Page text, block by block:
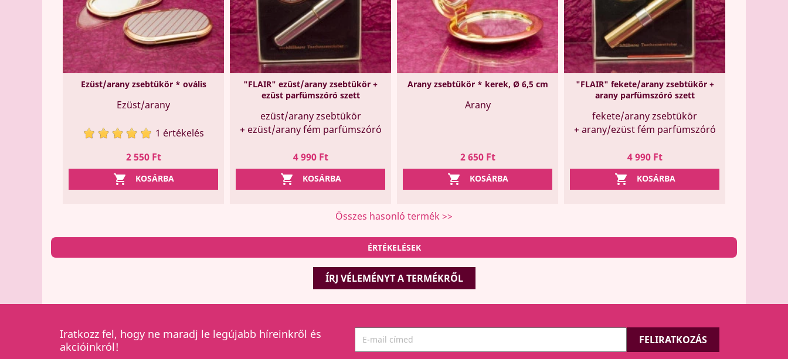
Ezüst/arany zsebtükör * ovális
Ezüst/arany
1 értékelés
Ár
2 550 Ft
 KOSÁRBA
"FLAIR" ezüst/arany zsebtükör +
ezüst parfümszóró szett
ezüst/arany zsebtükör
+ ezüst/arany fém parfümszóró
Ár
4 990 Ft
 KOSÁRBA
Arany zsebtükör * kerek, Ø 6,5 cm
Arany
Ár
2 650 Ft
 KOSÁRBA
"FLAIR" fekete/arany zsebtükör +
arany parfümszóró szett
fekete/arany zsebtükör
+ arany/ezüst fém parfümszóró
Ár
4 990 Ft
 KOSÁRBA
Összes hasonló termék >>
ÉRTÉKELÉSEK
ÍRJ VÉLEMÉNYT A TERMÉKRŐL
Iratkozz fel, hogy ne maradj le legújabb híreinkről és
akcióinkról!